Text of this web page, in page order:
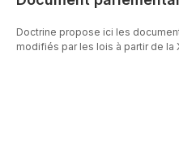
Doctrine propose ici les
modifiés par les lois à partir de la